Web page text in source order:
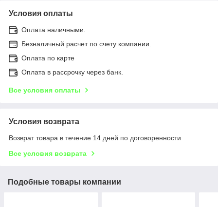
Условия оплаты
Оплата наличными.
Безналичный расчет по счету компании.
Оплата по карте
Оплата в рассрочку через банк.
Все условия оплаты
Условия возврата
Возврат товара в течение 14 дней по договоренности
Все условия возврата
Подобные товары компании